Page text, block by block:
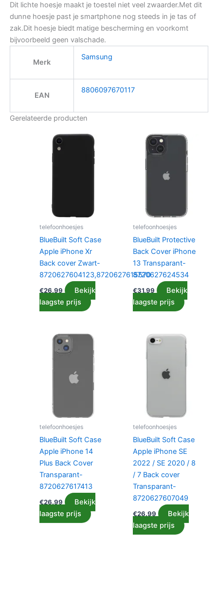
Dit lichte hoesje maakt je toestel niet veel zwaarder.Met dit
dunne hoesje past je smartphone nog steeds in je tas of
zak.Dit hoesje biedt matige bescherming en voorkomt
bijvoorbeeld geen valschade.
Merk
Samsung
EAN
8806097670117
Gerelateerde producten
telefoonhoesjes
BlueBuilt Soft Case
Apple iPhone Xr
Back cover Zwart-
8720627604123,8720627615570
€26.99
Bekijk
laagste prijs
telefoonhoesjes
BlueBuilt Protective
Back Cover iPhone
13 Transparant-
8720627624534
€31.99
Bekijk
laagste prijs
telefoonhoesjes
BlueBuilt Soft Case
Apple iPhone 14
Plus Back Cover
Transparant-
8720627617413
€26.99
Bekijk
laagste prijs
telefoonhoesjes
BlueBuilt Soft Case
Apple iPhone SE
2022 / SE 2020 / 8
/ 7 Back cover
Transparant-
8720627607049
€26.99
Bekijk
laagste prijs